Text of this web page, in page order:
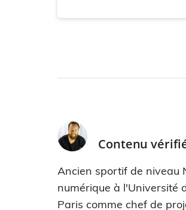
Contenu
Ancien sportif de niveau
numérique à l'Université
Paris comme chef de